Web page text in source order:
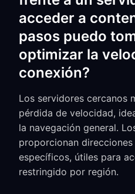
acceder a
pasos puedo
optimizar la
conexión?
Los servidores cercanos
pérdida de velocidad,
la navegación general.
proporcionan direcciones
específicos, útiles para
restringido por región.